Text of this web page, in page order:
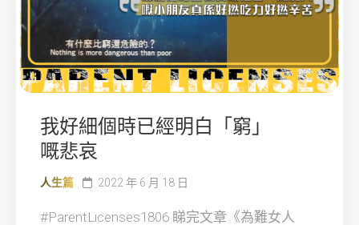
我好細個時已經明白「窮」
嘅悲哀
人生篇 2022 年 6 月 18 日
#ParentLicenses1806 睇完文章《為難女人